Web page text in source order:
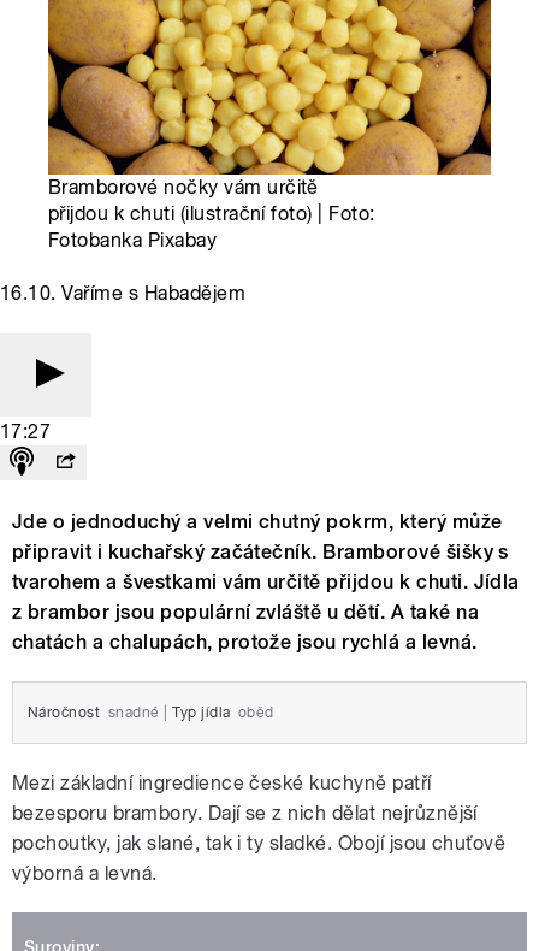
Bramborové nočky vám určitě
přijdou k chuti (ilustrační foto) | Foto:
Fotobanka Pixabay
16.10. Vaříme s Habadějem
17:27
Jde o jednoduchý a velmi chutný pokrm, který může
připravit i kuchařský začátečník. Bramborové šišky s
tvarohem a švestkami vám určitě přijdou k chuti. Jídla
z brambor jsou populární zvláště u dětí. A také na
chatách a chalupách, protože jsou rychlá a levná.
Náročnost snadné Typ jídla oběd
Mezi základní ingredience české kuchyně patří
bezesporu brambory. Dají se z nich dělat nejrůznější
pochoutky, jak slané, tak i ty sladké. Obojí jsou chuťově
výborná a levná.